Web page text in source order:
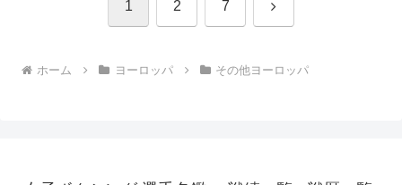
1 2 7 次
ホーム ヨーロッパ その他ヨーロッパ